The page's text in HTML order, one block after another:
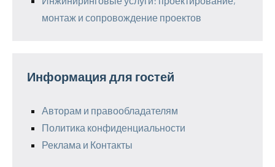
монтаж и сопровождение проектов
Информация для гостей
Авторам и правообладателям
Политика конфиденциальности
Реклама и Контакты